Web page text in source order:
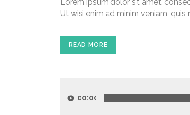
Lorem ipsum dolor sit amet,
Ut wisi enim ad minim veniam,
READ MORE
Player00:00